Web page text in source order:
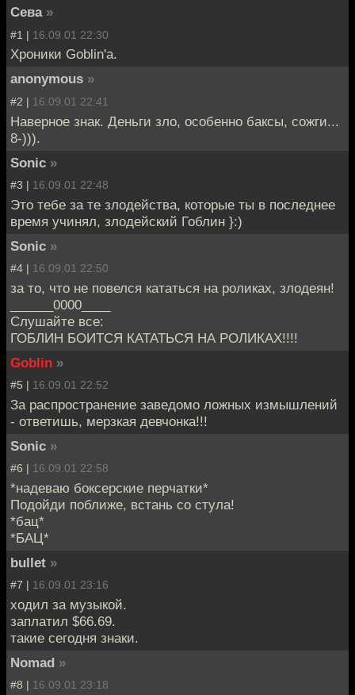
Сева »
#1 | 16.09.01 22:30
Хроники Goblin'а.
anonymous »
#2 | 16.09.01 22:41
Наверное знак. Деньги зло, особенно баксы, сожги...
8-))).
Sonic »
#3 | 16.09.01 22:48
Это тебе за те злодейства, которые ты в последнее
время учинял, злодейский Гоблин }:)
Sonic »
#4 | 16.09.01 22:50
за то, что не повелся кататься на роликах, злодеян!
______0000____
Слушайте все:
ГОБЛИН БОИТСЯ КАТАТЬСЯ НА РОЛИКАХ!!!!
Goblin »
#5 | 16.09.01 22:52
За распространение заведомо ложных измышлений
- ответишь, мерзкая девчонка!!!
Sonic »
#6 | 16.09.01 22:58
*надеваю боксерские перчатки*
Подойди поближе, встань со стула!
*бац*
*БАЦ*
bullet »
#7 | 16.09.01 23:16
ходил за музыкой.
заплатил $66.69.
такие сегодня знаки.
Nomad »
#8 | 16.09.01 23:18